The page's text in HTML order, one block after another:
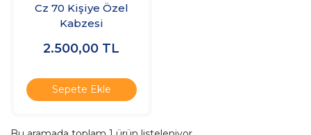
Cz 70 Kişiye Özel
Kabzesi
2.500,00 TL
Sepete Ekle